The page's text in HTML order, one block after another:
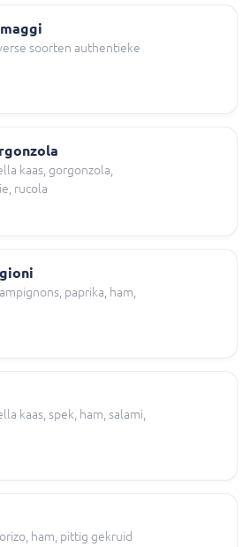
soorten authentieke
kaas, gorgonzola,
rucola
paprika, ham,
kaas, spek, ham, salami,
ham, pittig gekruid